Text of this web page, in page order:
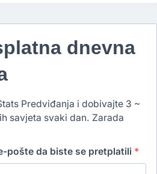
dnevna
Predviđanja i dobivajte 3 ~
savjeta svaki dan. Zarada
pošte da biste se pretplatili *